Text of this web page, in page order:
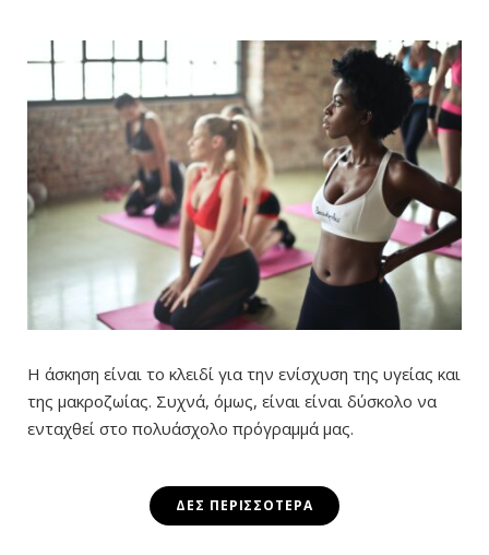
Η άσκηση είναι το κλειδί για την ενίσχυση της υγείας και
της μακροζωίας. Συχνά, όμως, είναι είναι δύσκολο να
ενταχθεί στο πολυάσχολο πρόγραμμά μας.
ΔΕΣ ΠΕΡΙΣΣΌΤΕΡΑ